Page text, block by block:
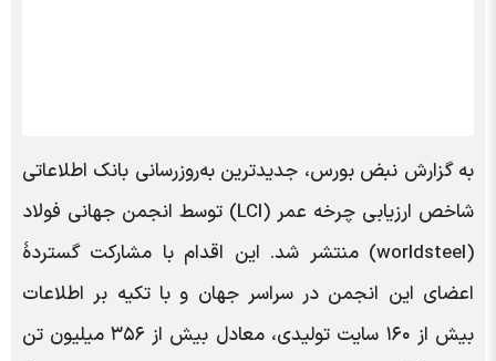
به گزارش نبض بورس، جدیدترین به‌روزرسانی بانک اطلاعاتی
شاخص ارزیابی چرخه عمر (LCI) توسط انجمن جهانی فولاد
(worldsteel) منتشر شد. این اقدام با مشارکت گستردۀ
اعضای این انجمن در سراسر جهان و با تکیه بر اطلاعات
بیش از ۱۶۰ سایت تولیدی، معادل بیش از ۳۵۶ میلیون تن